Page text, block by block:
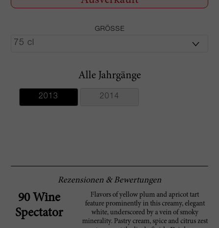
GRÖSSE
Alle Jahrgänge
2013 2014
Rezensionen & Bewertungen
90 Wine
Spectator
Flavors of yellow plum and apricot tart
feature prominently in this creamy, elegant
white, underscored by a vein of smoky
minerality. Pastry cream, spice and citrus zest